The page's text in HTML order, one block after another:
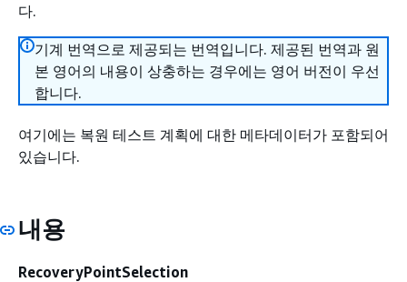
다.
기계 번역으로 제공되는 번역입니다. 제공된 번역과 원
본 영어의 내용이 상충하는 경우에는 영어 버전이 우선
합니다.
여기에는 복원 테스트 계획에 대한 메타데이터가 포함되어
있습니다.
내용
RecoveryPointSelection